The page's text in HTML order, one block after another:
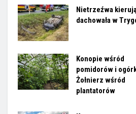
Nietrzeźwa
dachowała w
Konopie wśród
pomidorów i
Żołnierz wśród
plantatorów